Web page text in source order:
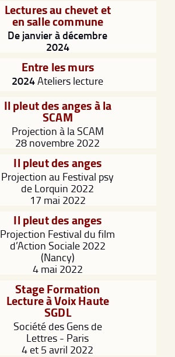
Lectures au chevet et
en salle commune
De janvier à décembre
2024
Entre les murs
2024Ateliers lecture
Il pleut des anges à la
SCAM
Projection à la SCAM
28 novembre 2022
Il pleut des anges
Projection au Festival psy
de Lorquin 2022
17 mai 2022
Il pleut des anges
Projection Festival du film
d’Action Sociale 2022
(Nancy)
4 mai 2022
Stage Formation
Lecture à Voix Haute
SGDL
Société des Gens de
Lettres - Paris
4 et 5 avril 2022